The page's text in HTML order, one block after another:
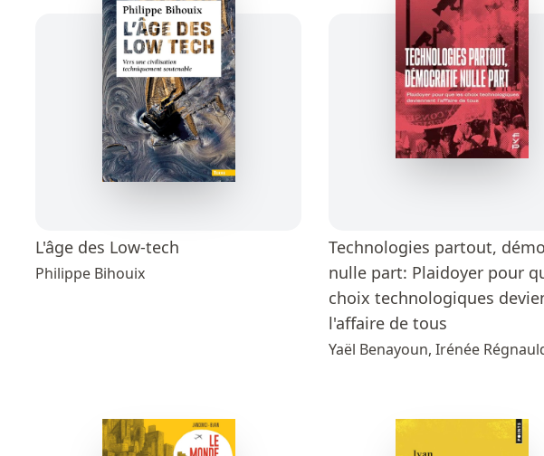
L'âge des Low-tech
Philippe Bihouix
Technologies partout,
nulle part: Plaidoyer pour
choix technologiques
l'affaire de tous
Yaël Benayoun, Irénée